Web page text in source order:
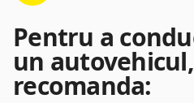
Pentru a
un
recomanda: